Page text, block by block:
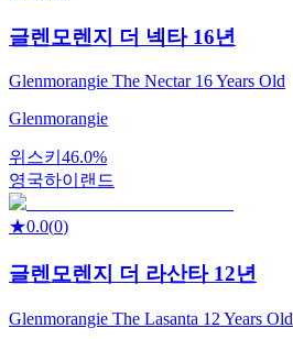
글렌모렌지 더 넥타 16년
Glenmorangie The Nectar 16 Years Old
Glenmorangie
위스키 46.0%
영국하이랜드
★0.0(0)
글렌모렌지 더 라산타 12년
Glenmorangie The Lasanta 12 Years Old